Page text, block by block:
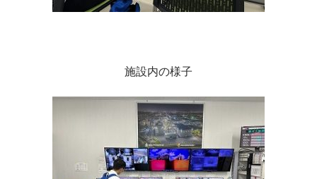
施設内の様子